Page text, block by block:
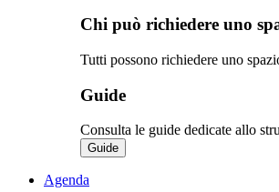
Chi può richiedere uno
Tutti possono richiedere uno
Guide
Consulta le guide dedicate allo
Guide
Agenda